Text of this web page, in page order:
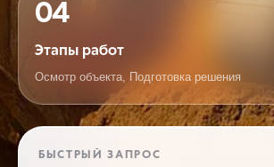
04
Этапы работ
Осмотр объекта, Подготовка решения
БЫСТРЫЙ ЗАПРОС